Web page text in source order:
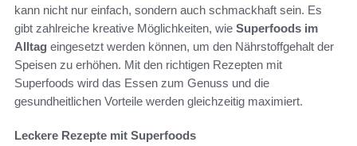
kann nicht nur einfach, sondern auch schmackhaft sein. Es
gibt zahlreiche kreative Möglichkeiten, wie Superfoods im
Alltag eingesetzt werden können, um den Nährstoffgehalt der
Speisen zu erhöhen. Mit den richtigen Rezepten mit
Superfoods wird das Essen zum Genuss und die
gesundheitlichen Vorteile werden gleichzeitig maximiert.
Leckere Rezepte mit Superfoods